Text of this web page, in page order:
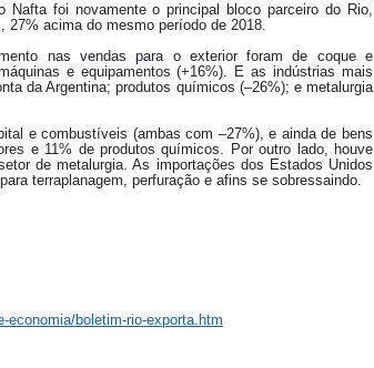
foi novamente o principal bloco parceiro do Rio,
acima do mesmo período de 2018.
nas vendas para o exterior foram de coque e
e equipamentos (+16%). E as indústrias mais
da Argentina; produtos químicos (–26%); e metalurgia
e combustíveis (ambas com –27%), e ainda de bens
e 11% de produtos químicos. Por outro lado, houve
de metalurgia. As importações dos Estados Unidos
terraplanagem, perfuração e afins se sobressaindo.
economia/boletim-rio-exporta.htm